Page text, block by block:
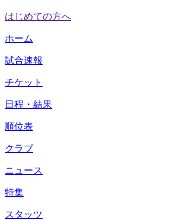
はじめての方へ
ホーム
試合速報
チケット
日程・結果
順位表
クラブ
ニュース
特集
スタッツ